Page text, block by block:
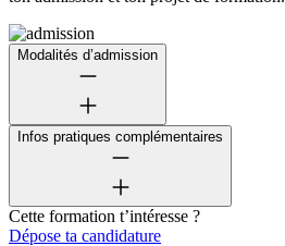
Modalités d’admission
Infos pratiques complémentaires
Cette formation t’intéresse ?
Dépose ta candidature